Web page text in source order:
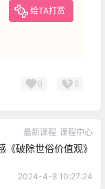
给TA打赏
0 0
最新课程 课程中心
《破除世俗价值观》
2024-4-8 10:27:24